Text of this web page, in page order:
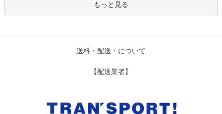
もっと見る
送料・配送・について
【配送業者】